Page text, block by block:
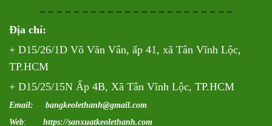
⇔⇔⇔⇔⇔⇔⇔⇔⇔⇔⇔⇔⇔⇔⇔⇔⇔⇔⇔⇔⇔⇔⇔
Địa chỉ:
+ D15/26/1D Võ Văn Vân, ấp 41, xã Tân Vĩnh Lộc,
TP.HCM
+ D15/25/15N Ấp 4B, Xã Tân Vĩnh Lộc, TP.HCM
Email: bangkeolethanh@gmail.com
Web: https://sanxuatkeolethanh.com